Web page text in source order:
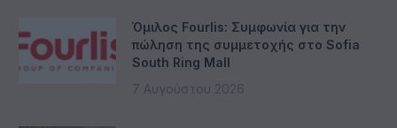
Όμιλος Fourlis: Συμφωνία για την
πώληση της συμμετοχής στο Sofia
South Ring Mall
7 Αυγούστου 2026